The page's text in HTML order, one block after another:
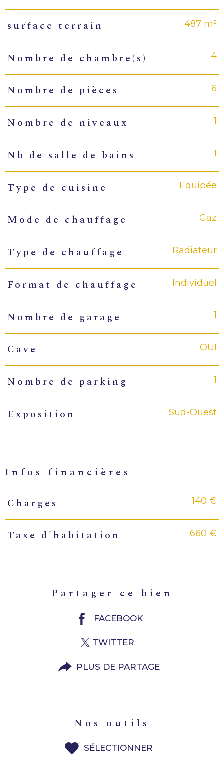
surface terrain 487 m²
Nombre de chambre(s) 4
Nombre de pièces 6
Nombre de niveaux 1
Nb de salle de bains 1
Type de cuisine Equipée
Mode de chauffage Gaz
Type de chauffage Radiateur
Format de chauffage Individuel
Nombre de garage 1
Cave OUI
Nombre de parking 1
Exposition Sud-Ouest
infos financières
Caractéristiques
Charges 140 €
Taxe d'habitation 660 €
partager ce bien
FACEBOOK
TWITTER
PLUS DE PARTAGE
nos outils
SÉLECTIONNER